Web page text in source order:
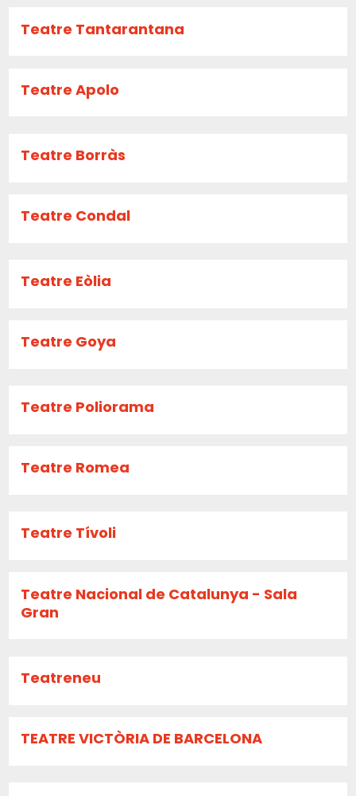
Teatre Tantarantana
Teatre Apolo
Teatre Borràs
Teatre Condal
Teatre Eòlia
Teatre Goya
Teatre Poliorama
Teatre Romea
Teatre Tívoli
Teatre Nacional de Catalunya - Sala
Gran
Teatreneu
TEATRE VICTÒRIA DE BARCELONA